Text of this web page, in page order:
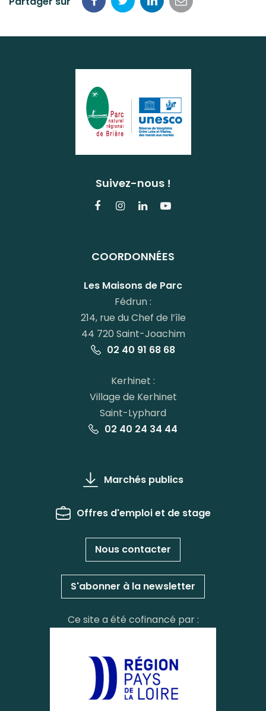
Partager
Facebook
Partager
Twitter
Partager
LinkedIn
Partager
email
Suivez-nous !
Lien
le
Facebook
Lien
le
Instagram
Lien
le
Linkedin
Lien
la
Youtube
COORDONNÉES
Les Maisons de Parc
Fédrun :
214, rue du Chef de l’île
44 720 Saint-Joachim
02 40 91 68 68
Kerhinet :
Village de Kerhinet
Saint-Lyphard
02 40 24 34 44
Marchés publics
Offres d'emploi et de stage
Nous contacter
S'abonner à la newsletter
Ce site a été cofinancé par :